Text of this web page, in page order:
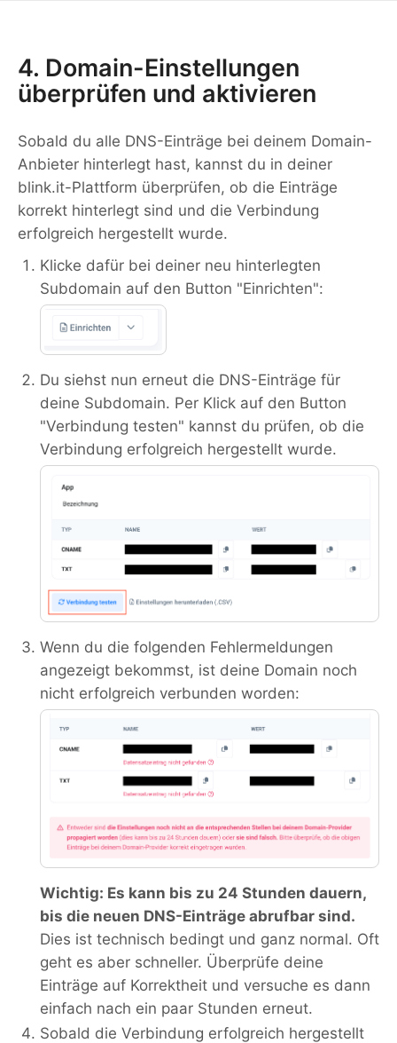
4. Domain-Einstellungen
überprüfen und aktivieren
Sobald du alle DNS-Einträge bei deinem Domain-
Anbieter hinterlegt hast, kannst du in deiner
blink.it-Plattform überprüfen, ob die Einträge
korrekt hinterlegt sind und die Verbindung
erfolgreich hergestellt wurde.
Klicke dafür bei deiner neu hinterlegten
Subdomain auf den Button "Einrichten":
Du siehst nun erneut die DNS-Einträge für
deine Subdomain. Per Klick auf den Button
"Verbindung testen" kannst du prüfen, ob die
Verbindung erfolgreich hergestellt wurde.
Wenn du die folgenden Fehlermeldungen
angezeigt bekommst, ist deine Domain noch
nicht erfolgreich verbunden worden:
Wichtig: Es kann bis zu 24 Stunden dauern,
bis die neuen DNS-Einträge abrufbar sind.
Dies ist technisch bedingt und ganz normal. Oft
geht es aber schneller. Überprüfe deine
Einträge auf Korrektheit und versuche es dann
einfach nach ein paar Stunden erneut.
Sobald die Verbindung erfolgreich hergestellt